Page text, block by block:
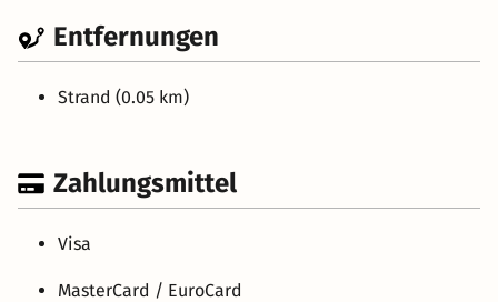
Entfernungen
Strand (0.05 km)
Zahlungsmittel
Visa
MasterCard / EuroCard